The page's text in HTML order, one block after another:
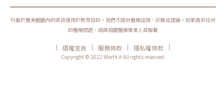
者應該謹慎選擇合適的醫療方案，以確保安全與健康。
刊載於醫美圈圈內的資訊僅用於教育目的。我們不提供醫療諮詢、診斷或建議。如果遇到任何
的醫療問題，請與相關醫療專業人員聯繫
| 版權宣告 | 服務條款 | 隱私權條款
|
Copyright © 2022 Worth it All rights reserved.